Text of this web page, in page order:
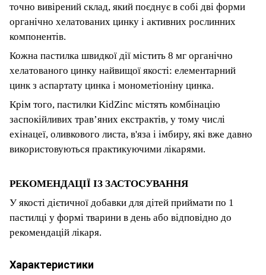
точно вивірений склад, який поєднує в собі дві форми
органічно хелатованих цинку і активних рослинних
компонентів.
Кожна пастилка швидкої дії містить 8 мг органічно
хелатованого цинку найвищої якості: елементарний
цинк з аспартату цинка і монометіоніну цинка.
Крім того, пастилки KidZinc містять комбінацію
заспокійливих трав’яних екстрактів, у тому числі
ехінацеї, оливкового листа, в'яза і імбиру, які вже давно
використовуються практикуючими лікарями.
РЕКОМЕНДАЦІЇ ІЗ ЗАСТОСУВАННЯ
У якості дієтичної добавки для дітей приймати по 1
пастилці у формі тварини в день або відповідно до
рекомендацій лікаря.
Характеристики